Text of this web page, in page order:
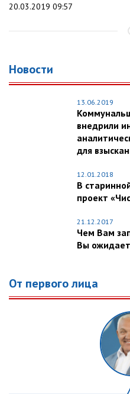
20.03.2019 09:57
Новости
13.06.2019
внедрили
для
12.01.2018
В
проект
21.12.2017
Чем Вам
Вы
От первого лица